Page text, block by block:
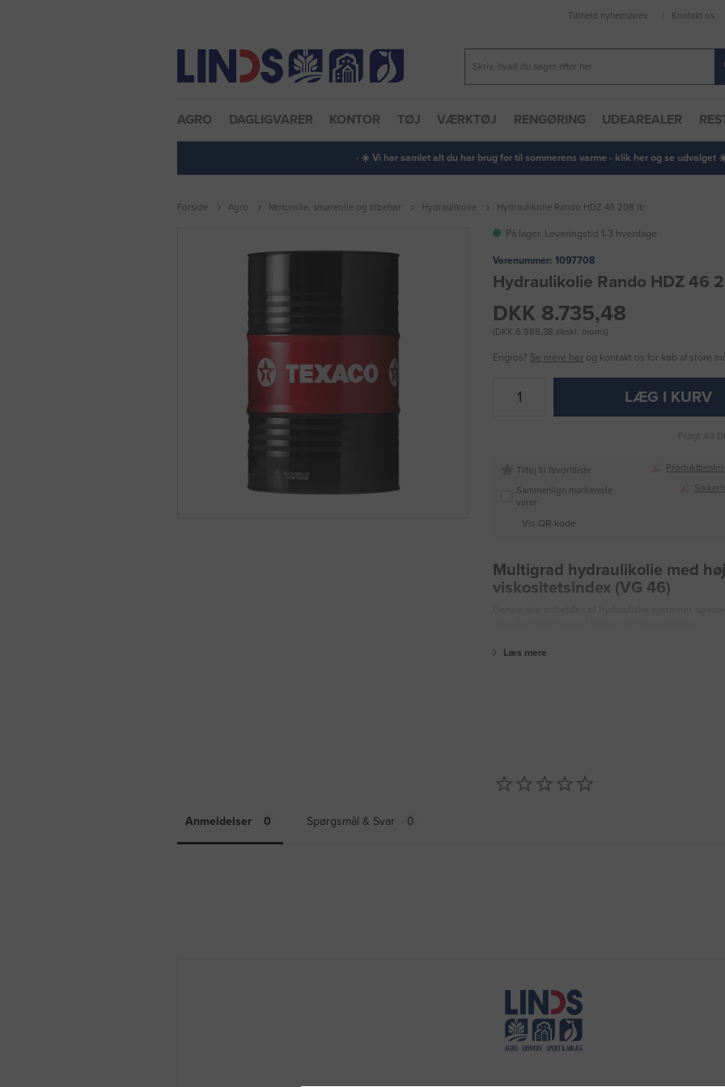
Tilmeld nyhedsbrev Kontakt os
AGRO DAGLIGVARER KONTOR TØJ VÆRKTØJ RENGØRING UDEAREALER
· ☀️ Vi har samlet alt du har brug for til sommerens varme - klik her og se udvalget ☀️
Forside Agro Motorolie, smøreolie og tilbehør Hydraulikolie Hydraulikolie Rando HDZ 46 208 ltr
På lager. Leveringstid 1-3 hverdage
Varenummer: 1097708
Hydraulikolie Rando HDZ 46
DKK 8.735,48
(DKK 6.988,38 ekskl. moms)
Engros? Se mere her og kontakt os for køb af store
LÆG I KURV
Fragt 49
Tilføj til favoritliste
Sammenlign markerede
varer
Vis QR-kode
Multigrad hydraulikolie med
viskositetsindex (VG 46)
Læs mere
Anmeldelser Spørgsmål & Svar